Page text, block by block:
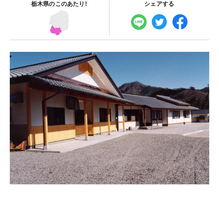
栃木県のこのあたり! シェアする